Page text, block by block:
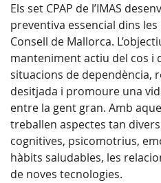
Els set CPAP de l’IMAS
preventiva essencial dins
Consell de Mallorca.
manteniment actiu del cos i
situacions de dependència,
desitjada i promoure una
entre la gent gran. Amb
treballen aspectes tan
cognitives, psicomotrius,
hàbits saludables, les
de noves tecnologies.